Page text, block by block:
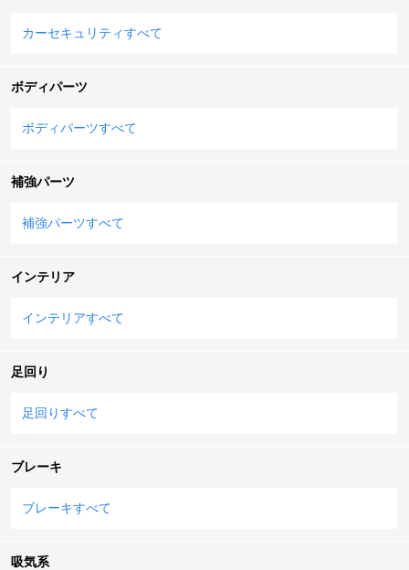
カーセキュリティすべて
ボディパーツ
ボディパーツすべて
補強パーツ
補強パーツすべて
インテリア
インテリアすべて
足回り
足回りすべて
ブレーキ
ブレーキすべて
吸気系